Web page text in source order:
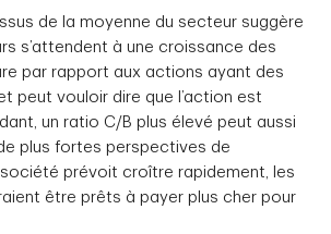
de la moyenne du secteur suggère
s’attendent à une croissance des
par rapport aux actions ayant des
peut vouloir dire que l’action est
un ratio C/B plus élevé peut aussi
plus fortes perspectives de
prévoit croître rapidement, les
être prêts à payer plus cher pour